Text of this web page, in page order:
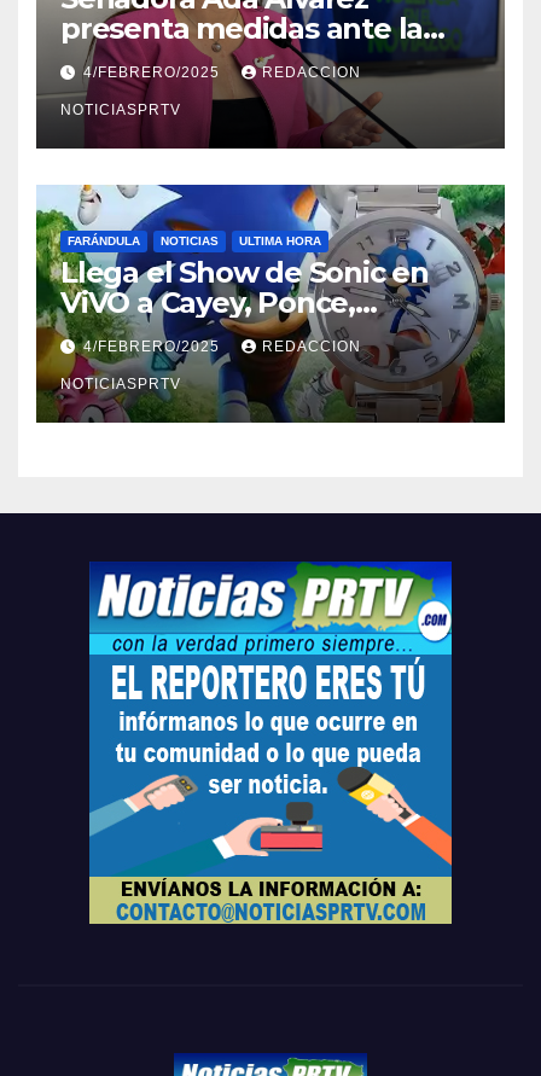
presenta medidas ante la
violencia en el noviazgo
4/FEBRERO/2025 REDACCION
NOTICIASPRTV
FARÁNDULA NOTICIAS ULTIMA HORA
Llega el Show de Sonic en
ViVO a Cayey, Ponce,
Barceloneta y Humacao,
Relojes gratis para el que
compre ahora….
4/FEBRERO/2025 REDACCION
NOTICIASPRTV